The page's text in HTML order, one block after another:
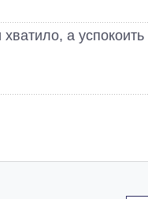
хватило, а